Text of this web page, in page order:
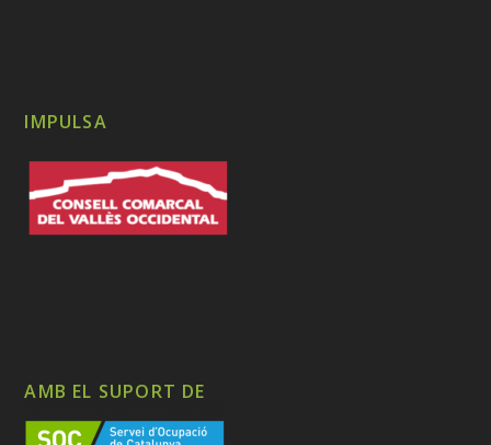
IMPULSA
AMB EL SUPORT DE